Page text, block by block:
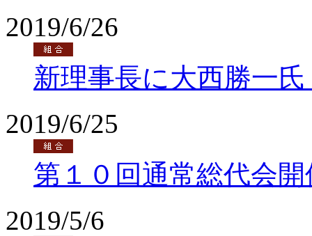
2019/6/26
新理事長に大西勝一
2019/6/25
第１０回通常総代会開
2019/5/6